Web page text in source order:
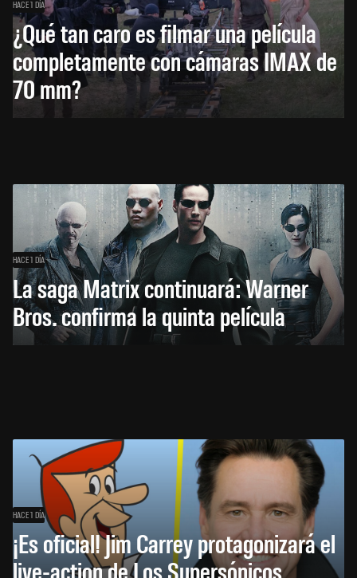
HACE 1 DÍA
¿Qué tan caro es filmar una película
completamente con cámaras IMAX de
70 mm?
HACE 1 DÍA
La saga Matrix continuará: Warner
Bros. confirma la quinta película
HACE 1 DÍA
¡Es oficial! Jim Carrey protagonizará el
live-action de Los Supersónicos